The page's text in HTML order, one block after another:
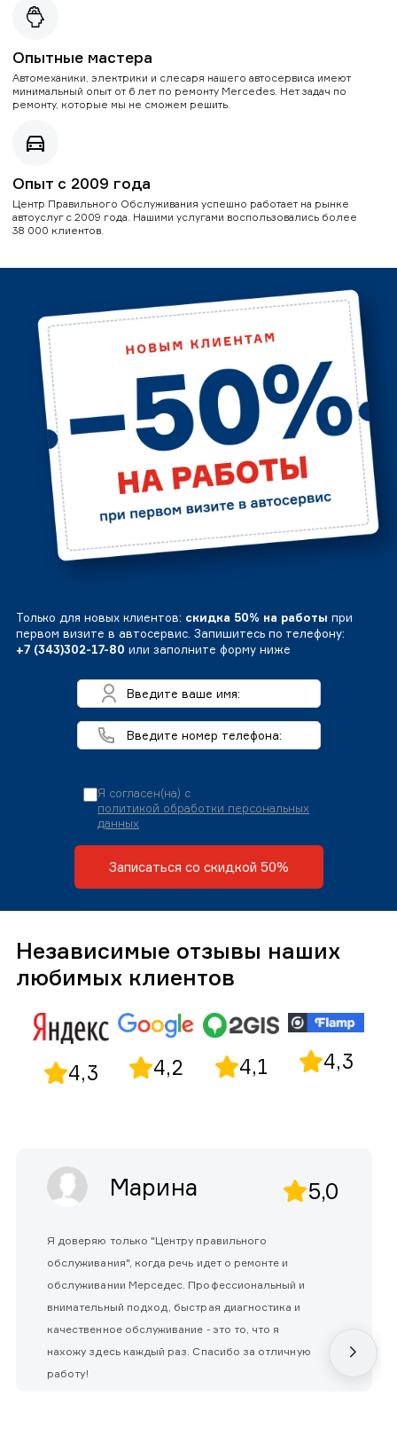
Опытные мастера
Автомеханики, электрики и слесаря нашего автосервиса имеют
минимальный опыт от 6 лет по ремонту Mercedes. Нет задач по
ремонту, которые мы не сможем решить.
Опыт с 2009 года
Центр Правильного Обслуживания успешно работает на рынке
автоуслуг с 2009 года. Нашими услугами воспользовались более
38 000 клиентов.
Только для новых клиентов: скидка 50% на работы при
первом визите в автосервис. Запишитесь по телефону:
+7 (343)302-17-80 или заполните форму ниже
Я согласен(на) с
политикой обработки персональных
данных
Записаться со скидкой 50%
Независимые отзывы наших
любимых клиентов
4,3 4,2 4,1 4,3
Марина 5,0
Я доверяю только "Центру правильного
обслуживания", когда речь идет о ремонте и
обслуживании Мерседес. Профессиональный и
внимательный подход, быстрая диагностика и
качественное обслуживание - это то, что я
нахожу здесь каждый раз. Спасибо за отличную
работу!